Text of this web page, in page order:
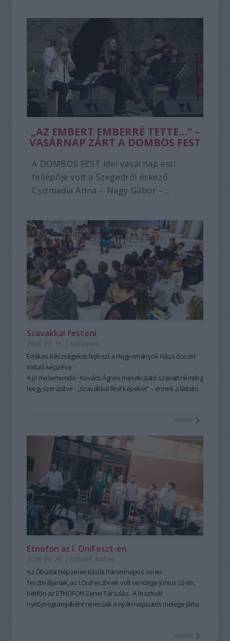
„AZ EMBERT EMBERRÉ TETTE…” –
VASÁRNAP ZÁRT A DOMBOS FEST
A DOMBOS FEST idei vasárnap esti
fellépője volt a Szegedről érkező
Csizmadia Anna – Nagy Gábor –...
Szavakkal festeni
2026. 07. 16. | Kultúrpart
Értékes készségeket fejleszt a Hagyományok Háza ősszel
induló képzése
A jó mesemondó - Kovács Ágnes mesekutató szavait némileg
leegyszerűsítve - „szavakkal fest képeket” – ennek a láttató
mesemondás nemcsak művészi élményt ad, hanem
magabiztosabb megszólaláshoz, fellépéshez, segíti az
előadói, pedagógusi jelenlétet, fejleszti a meggyőző, hiteles
kommunikációt is – olyan készségeket, amelyek digitális
korunkban is hangsúlyozottan értékesek. Ehhez nyújt
nagyszerű lehetőséget az idén 25 éves Hagyományok Háza
ősszel induló képzése, mely pedagógusok és
közművelődési szakemberek számára kínál elmélyült
szakmai és gyakorlati tudást a szövegfolklór tanulásáról és
tanításának módszertanáról.
Évi
a
Hagyományok
Házában
-
tovább
Etnofon az I. OniFeszt-en
2026. 06. 26. | FabulyA_Andrea
Az Óbudai Népzenei Iskola háromnapos zenei
fesztiváljának, az I.OniFeszt-nek volt vendége június 22-én,
hétfőn az ETNOFON Zenei Társulás. A fesztivál
nyitóprogramjaként nemcsak a nyári napsütés melege járta
tovább